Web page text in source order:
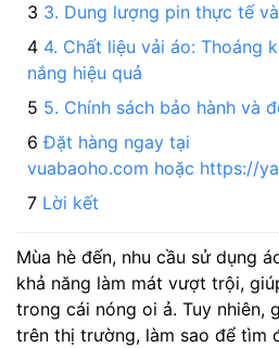
3. Dung lượng pin thực tế
4. Chất liệu vải áo: Thoáng
nắng hiệu quả
5. Chính sách bảo hành và
Đặt hàng ngay tại
vuabaoho.com hoặc https://
Lời kết
Mùa hè đến, nhu cầu sử dụng
khả năng làm mát vượt trội,
trong cái nóng oi ả. Tuy nhiên,
trên thị trường, làm sao để tìm